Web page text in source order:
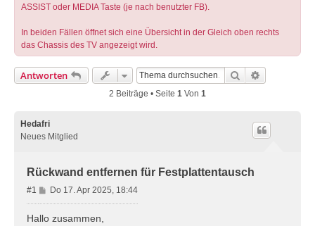
ASSIST oder MEDIA Taste (je nach benutzter FB).
In beiden Fällen öffnet sich eine Übersicht in der Gleich oben rechts
das Chassis des TV angezeigt wird.
Antworten Suche
2 Beiträge • Seite 1 Von 1
Hedafri
Neues Mitglied
Rückwand entfernen für Festplattentausch
#1
B
e
Do 17. Apr 2025, 18:44
Hallo zusammen,